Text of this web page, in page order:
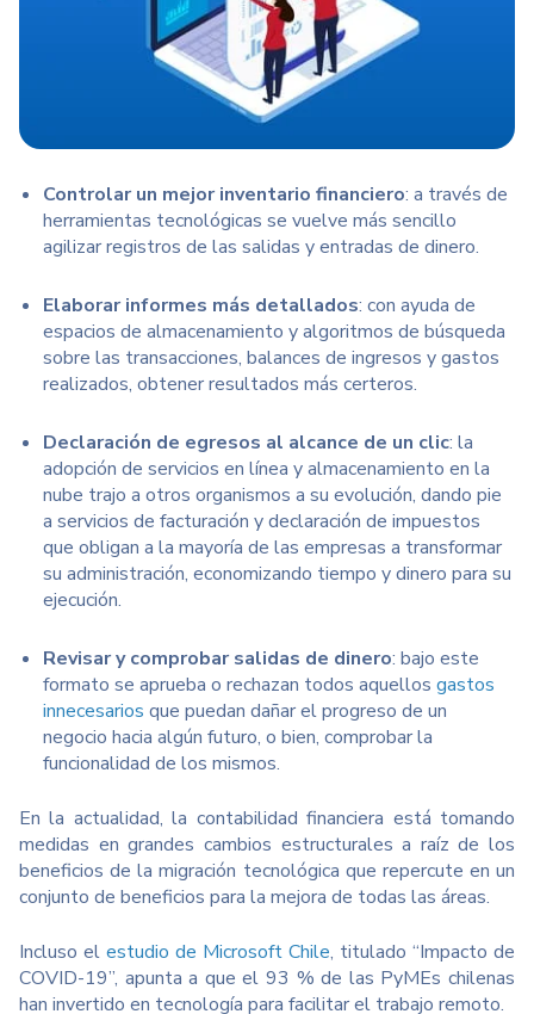
Controlar un mejor inventario financiero: a través de
herramientas tecnológicas se vuelve más sencillo
agilizar registros de las salidas y entradas de dinero.
Elaborar informes más detallados: con ayuda de
espacios de almacenamiento y algoritmos de búsqueda
sobre las transacciones, balances de ingresos y gastos
realizados, obtener resultados más certeros.
Declaración de egresos al alcance de un clic: la
adopción de servicios en línea y almacenamiento en la
nube trajo a otros organismos a su evolución, dando pie
a servicios de facturación y declaración de impuestos
que obligan a la mayoría de las empresas a transformar
su administración, economizando tiempo y dinero para su
ejecución.
Revisar y comprobar salidas de dinero: bajo este
formato se aprueba o rechazan todos aquellos gastos
innecesarios que puedan dañar el progreso de un
negocio hacia algún futuro, o bien, comprobar la
funcionalidad de los mismos.
En la actualidad, la contabilidad financiera está tomando
medidas en grandes cambios estructurales a raíz de los
beneficios de la migración tecnológica que repercute en un
conjunto de beneficios para la mejora de todas las áreas.
Incluso el estudio de Microsoft Chile, titulado “Impacto de
COVID-19”, apunta a que el 93 % de las PyMEs chilenas
han invertido en tecnología para facilitar el trabajo remoto.